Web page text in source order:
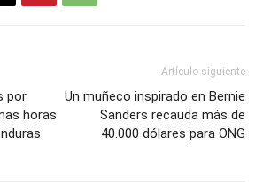
por
horas
Artículo siguiente
Un muñeco inspirado en Bernie
Sanders recauda más de
40.000 dólares para ONG